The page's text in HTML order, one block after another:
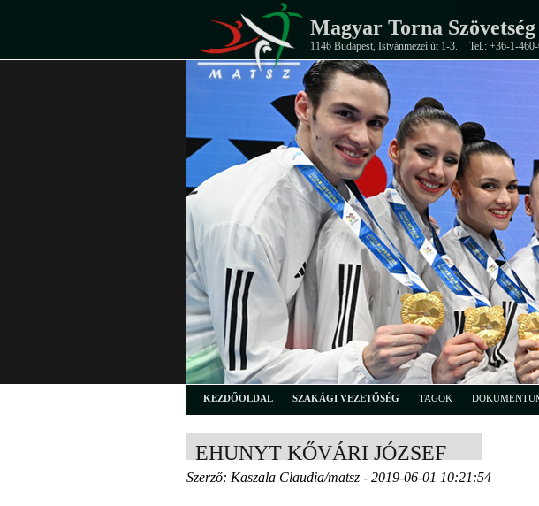
Magyar Torna
1146 Budapest, Istvánmezei út 1-3. Tel.: +36-1-
KEZDŐOLDAL SZAKÁGI VEZETŐSÉG TAGOK
EHUNYT KŐVÁRI JÓZSEF
Szerző: Kaszala Claudia/matsz - 2019-06-01 10:21:54